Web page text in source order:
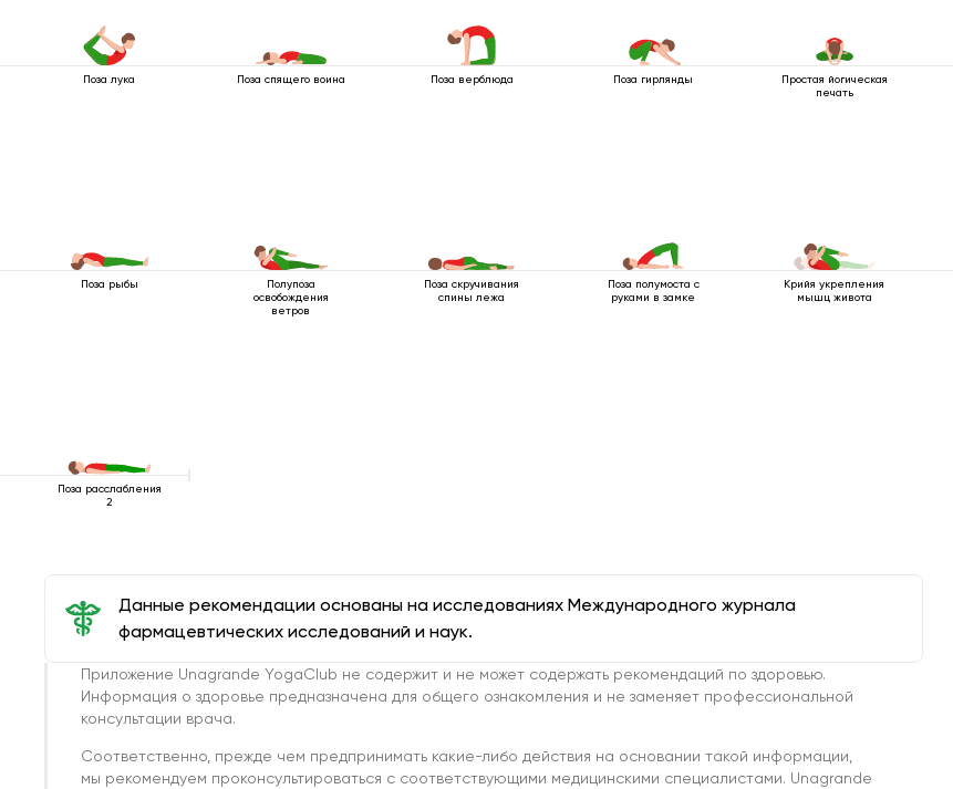
Поза лука Поза спящего воина Поза верблюда Поза гирлянды
Простая йогическая
печать
Поза рыбы
Полупоза
освобождения
ветров
Поза скручивания
спины лежа
Поза полумоста с
руками в замке
Крийя укрепления
мышц живота
Поза расслабления
2
Данные рекомендации основаны на исследованиях Международного журнала
фармацевтических исследований и наук.
Приложение Unagrande YogaClub не содержит и не может содержать рекомендаций по здоровью.
Информация о здоровье предназначена для общего ознакомления и не заменяет профессиональной
консультации врача.
Соответственно, прежде чем предпринимать какие-либо действия на основании такой информации,
мы рекомендуем проконсультироваться с соответствующими медицинскими специалистами. Unagrande